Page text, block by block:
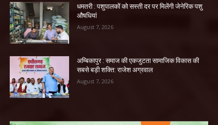
धमतरी : पशुपालकों को सस्ती दर पर मिलेंगी जेनेरिक पशु
औषधियां
August 7, 2026
अम्बिकापुर : समाज की एकजुटता सामाजिक विकास की
सबसे बड़ी शक्ति: राजेश अग्रवाल
August 7, 2026